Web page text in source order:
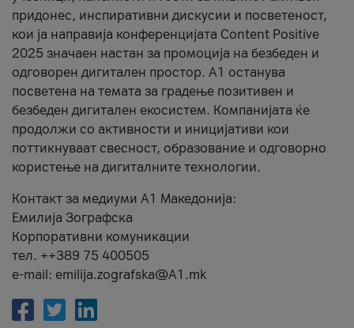
придонес, инспиративни дискусии и посветеност,
кои ја направија конференцијата Content Positive
2025 значаен настан за промоција на безбеден и
одговорен дигитален простор. А1 останува
посветена на темата за градење позитивен и
безбеден дигитален екосистем. Компанијата ќе
продолжи со активности и иницијативи кои
поттикнуваат свесност, образование и одговорно
користење на дигиталните технологии.
Контакт за медиуми А1 Македонија:
Емилија Зографска
Корпоративни комуникации
тел. ++389 75 400505
e-mail: emilija.zografska@A1.mk